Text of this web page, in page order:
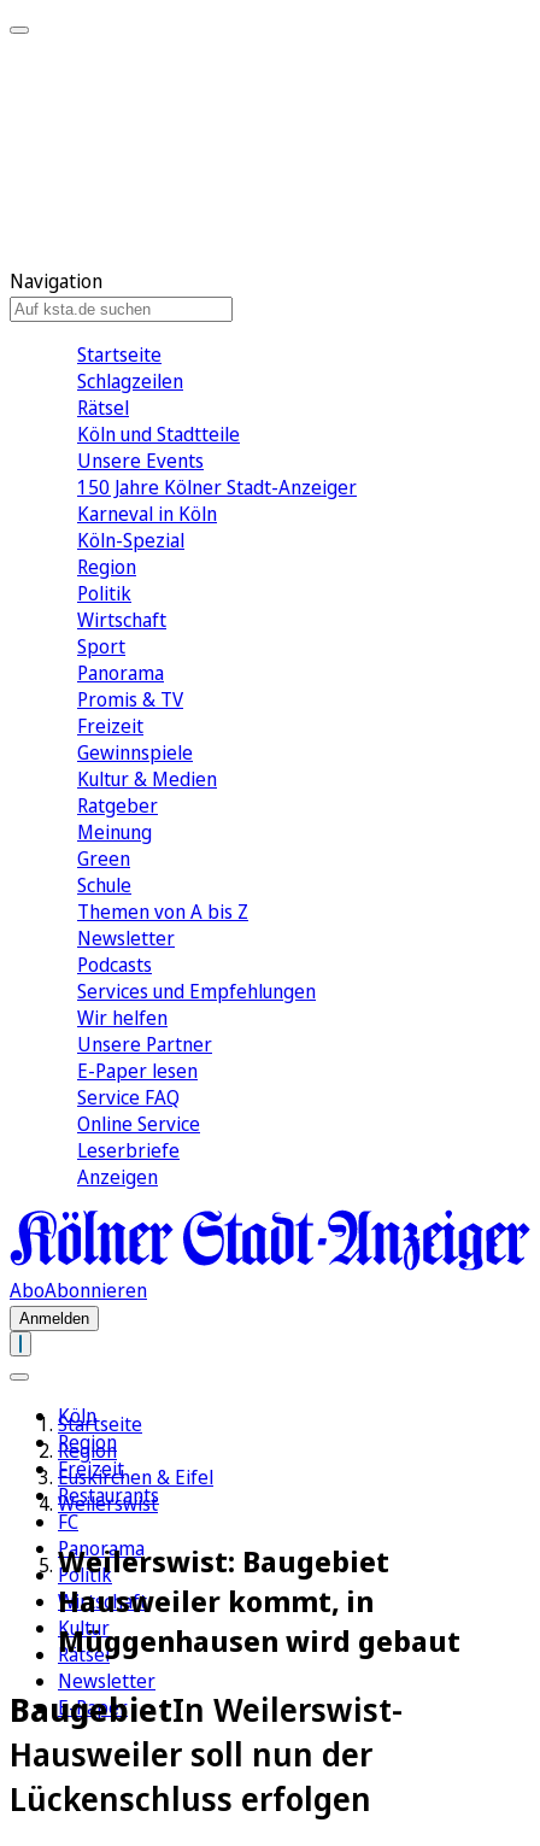
Navigation
Startseite
Schlagzeilen
Rätsel
Köln und Stadtteile
Unsere Events
150 Jahre Kölner Stadt-Anzeiger
Karneval in Köln
Köln-Spezial
Region
Politik
Wirtschaft
Sport
Panorama
Promis & TV
Freizeit
Gewinnspiele
Kultur & Medien
Ratgeber
Meinung
Green
Schule
Themen von A bis Z
Newsletter
Podcasts
Services und Empfehlungen
Wir helfen
Unsere Partner
E-Paper lesen
Service FAQ
Online Service
Leserbriefe
Anzeigen
AboAbonnieren
Anmelden
Köln
Region
Freizeit
Restaurants
FC
Panorama
Politik
Wirtschaft
Kultur
Rätsel
Newsletter
E-Paper
Startseite
Region
Euskirchen & Eifel
Weilerswist
Weilerswist: Baugebiet
Hausweiler kommt, in
Müggenhausen wird gebaut
BaugebietIn Weilerswist-
Hausweiler soll nun der
Lückenschluss erfolgen